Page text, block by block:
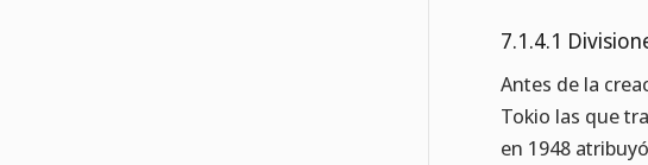
7.1.4.1
Antes de la
Tokio las que
en 1948